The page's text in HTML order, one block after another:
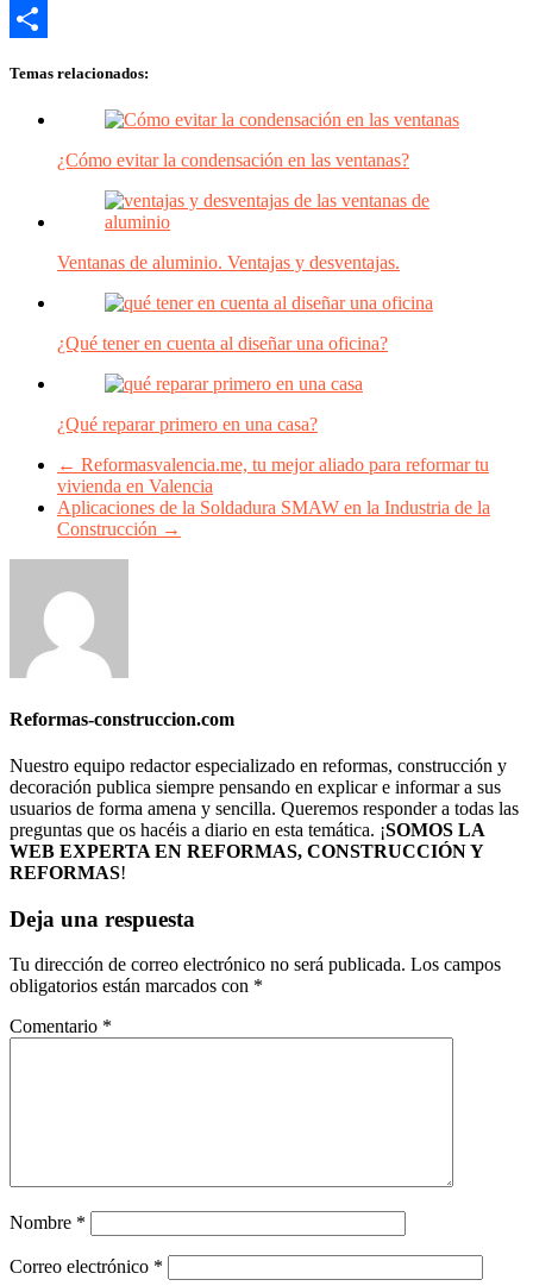
Email
Temas relacionados:
¿Cómo evitar la condensación en las ventanas?
Ventanas de aluminio. Ventajas y desventajas.
¿Qué tener en cuenta al diseñar una oficina?
¿Qué reparar primero en una casa?
← Reformasvalencia.me, tu mejor aliado para reformar tu
vivienda en Valencia
Aplicaciones de la Soldadura SMAW en la Industria de la
Construcción →
Reformas-construccion.com
Nuestro equipo redactor especializado en reformas, construcción y
decoración publica siempre pensando en explicar e informar a sus
usuarios de forma amena y sencilla. Queremos responder a todas las
preguntas que os hacéis a diario en esta temática. ¡SOMOS LA
WEB EXPERTA EN REFORMAS, CONSTRUCCIÓN Y
REFORMAS!
Deja una respuesta
Tu dirección de correo electrónico no será publicada. Los campos
obligatorios están marcados con *
Comentario *
Nombre *
Correo electrónico *